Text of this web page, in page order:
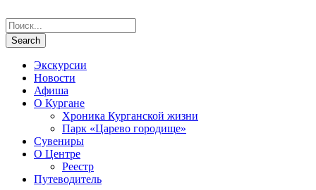
Экскурсии
Новости
Афиша
О Кургане
Хроника Курганской жизни
Парк «Царево городище»
Сувениры
О Центре
Реестр
Путеводитель